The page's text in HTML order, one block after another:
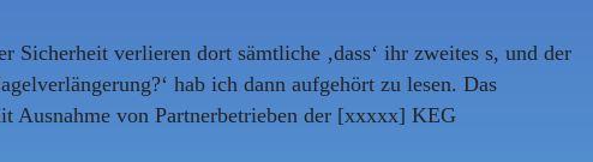
Sicherheit verlieren dort sämtliche ‚dass‘ ihr zweites s, und der
hab ich dann aufgehört zu lesen. Das
Ausnahme von Partnerbetrieben der [xxxxx] KEG